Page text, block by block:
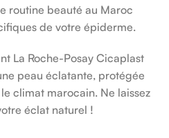
routine beauté au Maroc
de votre épiderme.
La Roche-Posay Cicaplast
peau éclatante, protégée
climat marocain. Ne laissez
éclat naturel !